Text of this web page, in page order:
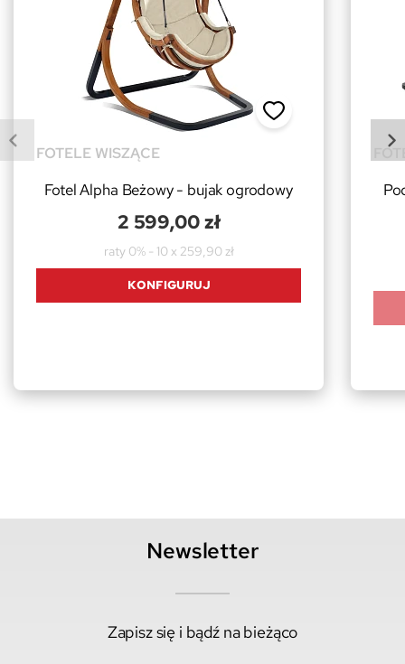
FOTELE WISZĄCE
Fotel Alpha Beżowy - bujak ogrodowy
2 599,00 zł
raty 0% - 10 x 259,90 zł
KONFIGURUJ
Newsletter
Zapisz się i bądź na bieżąco